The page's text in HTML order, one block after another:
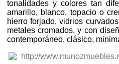
tonalidades y colores tan
amarillo, blanco, topacio o
hierro forjado, vidrios
metales cromados, y con
contemporáneo, clásico,